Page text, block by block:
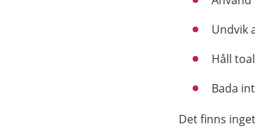
Undvik
Håll
Bada
Det finns